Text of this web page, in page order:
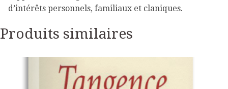
d’intérêts personnels, familiaux et claniques.
Produits similaires